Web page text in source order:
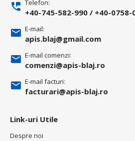
Telefon:
+40-745-582-990 / +40-0758-
E-mail:
apis.blaj@gmail.com
E-mail comenzi:
comenzi@apis-blaj.ro
E-mail facturi:
facturari@apis-blaj.ro
Link-uri Utile
Despre noi